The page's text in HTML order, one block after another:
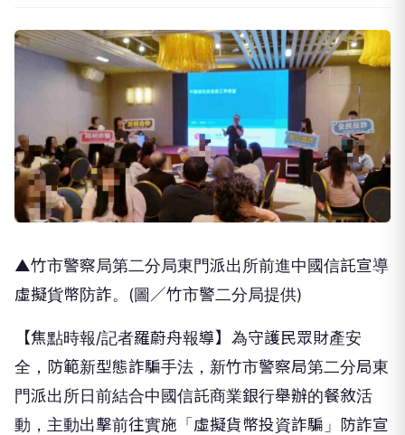
▲竹市警察局第二分局東門派出所前進中國信託宣導
虛擬貨幣防詐。(圖／竹市警二分局提供)
【焦點時報/記者羅蔚舟報導】為守護民眾財產安
全，防範新型態詐騙手法，新竹市警察局第二分局東
門派出所日前結合中國信託商業銀行舉辦的餐敘活
動，主動出擊前往實施「虛擬貨幣投資詐騙」防詐宣